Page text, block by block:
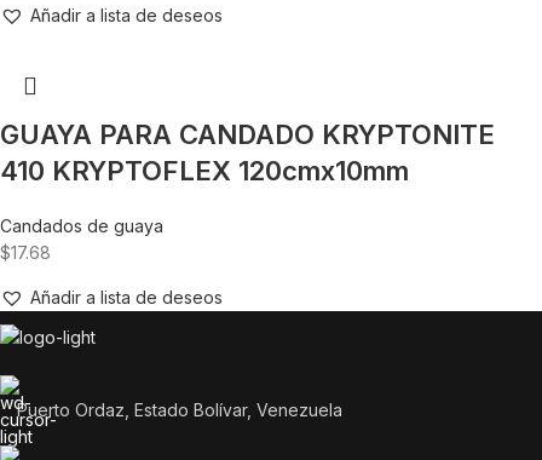
Añadir a lista de deseos
GUAYA PARA CANDADO KRYPTONITE
410 KRYPTOFLEX 120cmx10mm
Candados de guaya
$17.68
Añadir a lista de deseos
Puerto Ordaz, Estado Bolívar, Venezuela